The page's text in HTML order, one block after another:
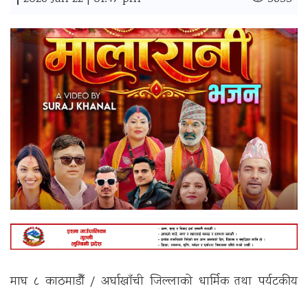
माघ ८ काठमाडौँ / अर्घाखाँची जिल्लाको धार्मिक तथा पर्यटकीय